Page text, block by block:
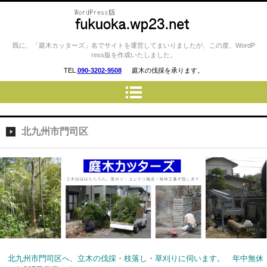
庭木カッターズ / 立木の伐採、草
刈り、コンクリート・ウッドデ
ッキの撤去、物置・プレハブ・
車庫・カーポートの解体 etc…
を承ります。 福岡市・北九州
伺います。
既に、「庭木カッターズ」名でサイトを運営してまいりましたが、この度、WordP
ress版を作成いたしました。
TEL. 090-3202-9508 庭木の伐採を承ります。
北九州市門司区
北九州市門司区へ、立木の伐採・枝落し・草刈りに伺います。 年中無休